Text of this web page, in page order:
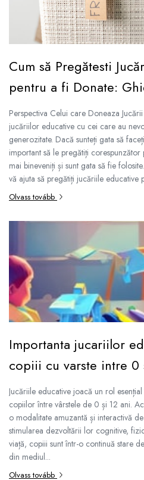
Érzékelést fejlesztő játékok
Motoros játékok babáknak
Babamatracok
Zenélő játékok babáknak
Baba kirakósok
Cum să Pregătesti
pentru a fi Donate:
Perspectiva Celui care Doneaza
jucăriilor educative cu cei care au
generozitate. Dacă sunteți gata să
important să le pregătiți
mai bineveniți și sunt gata să fie
vă ajuta să pregătiți jucăriile educative
Olvass tovább
Importanta jucariilor
copiii cu varste intre 0
Jucăriile educative joacă un rol
copiilor între vârstele de 0 și 12 ani.
o modalitate amuzantă și interactivă
stimularea dezvoltării lor cognitive,
viață, copiii sunt într-o continuă stare
din mediul...
Olvass tovább